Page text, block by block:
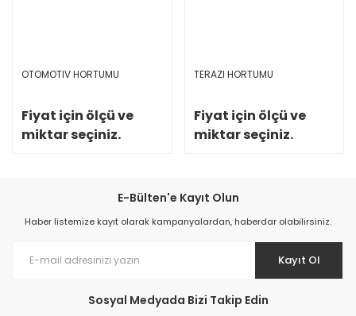
OTOMOTIV HORTUMU
Fiyat için ölçü ve
miktar seçiniz.
TERAZI HORTUMU
Fiyat için ölçü ve
miktar seçiniz.
E-Bülten'e Kayıt Olun
Haber listemize kayıt olarak kampanyalardan, haberdar olabilirsiniz.
Kayıt Ol
Sosyal Medyada Bizi Takip Edin